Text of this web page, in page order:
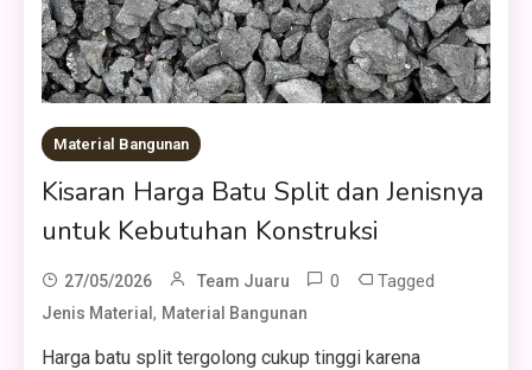
Material Bangunan
Kisaran Harga Batu Split dan Jenisnya
untuk Kebutuhan Konstruksi
27/05/2026 Team Juaru 0 Tagged
Jenis Material, Material Bangunan
Harga batu split tergolong cukup tinggi karena